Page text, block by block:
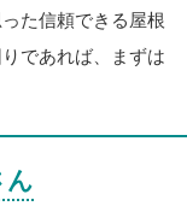
た信頼できる屋根
であれば、まずは
ん